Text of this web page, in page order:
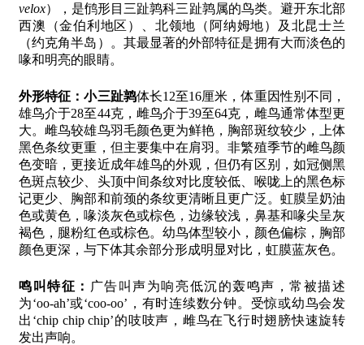
velox），是鸻形目三趾鹑科三趾鹑属的鸟类。避开东北部
西澳（金伯利地区）、北领地（阿纳姆地）及北昆士兰
（约克角半岛）。其最显著的外部特征是拥有大而淡色的
喙和明亮的眼睛。
外形特征：小三趾鹑体长12至16厘米，体重因性别不同，
雄鸟介于28至44克，雌鸟介于39至64克，雌鸟通常体型更
大。雌鸟较雄鸟羽毛颜色更为鲜艳，胸部斑纹较少，上体
黑色条纹更重，但主要集中在肩羽。非繁殖季节的雌鸟颜
色变暗，更接近成年雄鸟的外观，但仍有区别，如冠侧黑
色斑点较少、头顶中间条纹对比度较低、喉咙上的黑色标
记更少、胸部和前颈的条纹更清晰且更广泛。虹膜呈奶油
色或黄色，喙淡灰色或棕色，边缘较浅，鼻基和喙尖呈灰
褐色，腿粉红色或棕色。幼鸟体型较小，颜色偏棕，胸部
颜色更深，与下体其余部分形成明显对比，虹膜蓝灰色。
鸣叫特征： 广告叫声为响亮低沉的轰鸣声，常被描述
为‘oo-ah’或‘coo-oo’，有时连续数分钟。受惊或幼鸟会发
出‘chip chip chip’的吱吱声，雌鸟在飞行时翅膀快速旋转
发出声响。